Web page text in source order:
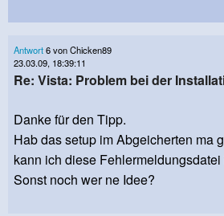
Antwort6 von Chicken89
23.03.09, 18:39:11
Re: Vista: Problem bei der
Danke für den Tipp.
Hab das setup im Abgeicherten ma
kann ich diese
Sonst noch wer ne Idee?